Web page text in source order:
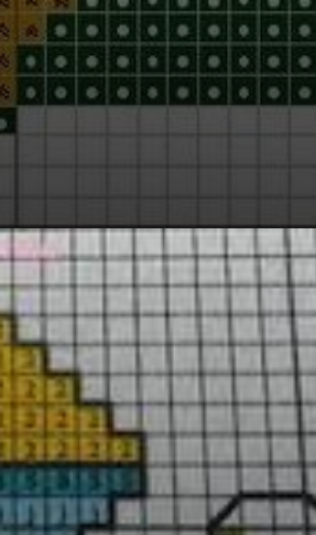
https://bordadosdalea.com.br/pipas-em-ponto-cruz-belos-graficos-para-se-inspirar/